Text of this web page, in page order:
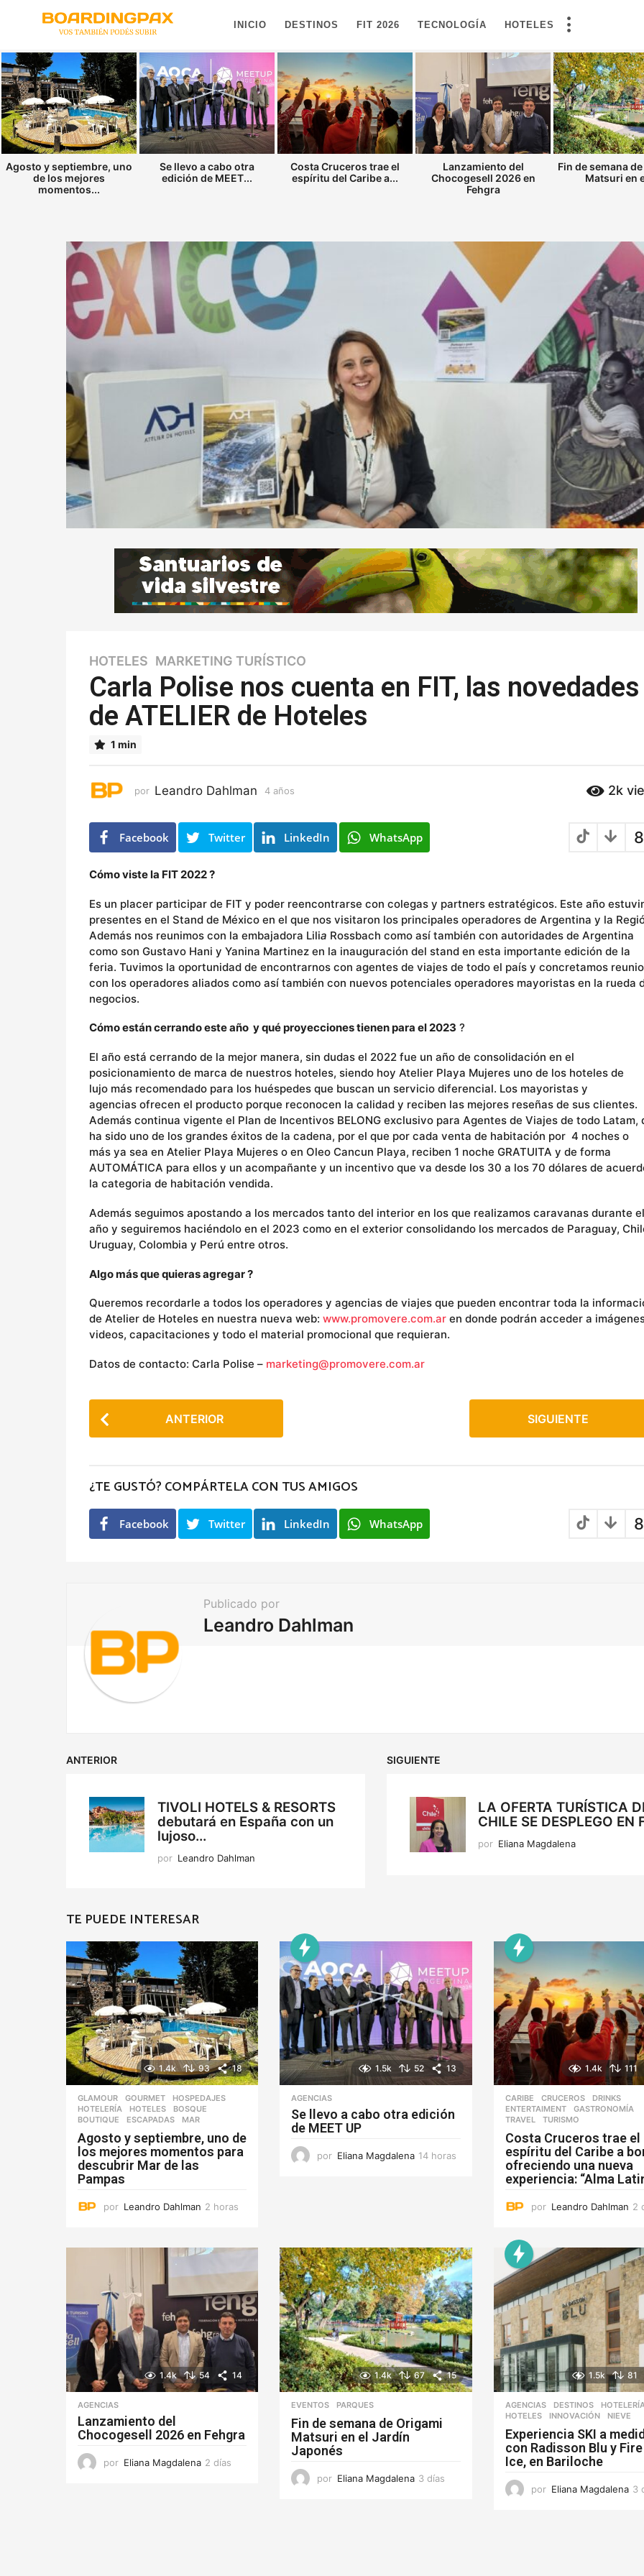
INICIO DESTINOS FIT 2026 TECNOLOGÍA HOTELES
Agosto y septiembre, uno
de los mejores
momentos...
Se llevo a cabo otra
edición de MEET...
Costa Cruceros trae el
espíritu del Caribe a...
Lanzamiento del
Chocogesell 2026 en
Fehgra
Fin de semana
Matsuri en
4
a
ñ
o
s
4
o
HOTELES ,MARKETING TURÍSTICO
Carla Polise nos cuenta en FIT, las novedades
de ATELIER de Hoteles
1 min
por Leandro Dahlman 4 años
s
2k
Facebook Twitter LinkedIn WhatsApp
Cómo viste la FIT 2022 ?
Es un placer participar de FIT y poder reencontrarse con colegas y partners estratégicos. Este año
presentes en el Stand de México en el que nos visitaron los principales operadores de Argentina y la
Además nos reunimos con la embajadora Lilia Rossbach como así también con autoridades de Argentina
como son Gustavo Hani y Yanina Martinez en la inauguración del stand en esta importante edición de la
feria. Tuvimos la oportunidad de encontrarnos con agentes de viajes de todo el país y concretamos
con los operadores aliados como así también con nuevos potenciales operadores mayoristas en la rueda
negocios.
Cómo están cerrando este año y qué proyecciones tienen para el 2023 ?
El año está cerrando de la mejor manera, sin dudas el 2022 fue un año de consolidación en el
posicionamiento de marca de nuestros hoteles, siendo hoy Atelier Playa Mujeres uno de los hoteles de
lujo más recomendado para los huéspedes que buscan un servicio diferencial. Los mayoristas y
agencias ofrecen el producto porque reconocen la calidad y reciben las mejores reseñas de sus clientes.
Además continua vigente el Plan de Incentivos BELONG exclusivo para Agentes de Viajes de todo Latam,
ha sido uno de los grandes éxitos de la cadena, por el que por cada venta de habitación por 4 noches o
más ya sea en Atelier Playa Mujeres o en Oleo Cancun Playa, reciben 1 noche GRATUITA y de forma
AUTOMÁTICA para ellos y un acompañante y un incentivo que va desde los 30 a los 70 dólares de
la categoria de habitación vendida.
Además seguimos apostando a los mercados tanto del interior en los que realizamos caravanas durante el
año y seguiremos haciéndolo en el 2023 como en el exterior consolidando los mercados de Paraguay,
Uruguay, Colombia y Perú entre otros.
Algo más que quieras agregar ?
Queremos recordarle a todos los operadores y agencias de viajes que pueden encontrar toda la
de Atelier de Hoteles en nuestra nueva web: www.promovere.com.ar en donde podrán acceder a
videos, capacitaciones y todo el material promocional que requieran.
Datos de contacto: Carla Polise – marketing@promovere.com.ar
P
o
P
a
g
t
o
n
ANTERIOR SIGUIENTE
¿TE GUSTÓ? COMPÁRTELA CON TUS AMIGOS
Facebook Twitter LinkedIn WhatsApp
Publicado por
Leandro Dahlman
ANTERIOR
TIVOLI HOTELS & RESORTS
debutará en España con un
lujoso...
por Leandro Dahlman
SIGUIENTE
LA OFERTA TURÍSTICA
CHILE SE DESPLEGO EN
por Eliana Magdalena
TE PUEDE INTERESAR
1.4k 93 18
GLAMOUR ,GOURMET ,HOSPEDAJES
HOTELERÍA
,HOTELES BOSQUE
BOUTIQUE
,ESCAPADAS ,MAR
Agosto y septiembre, uno de
los mejores momentos para
descubrir Mar de las
Pampas
por Leandro Dahlman 2 horas
r
s
1.5k 52 13
AGENCIAS
Se llevo a cabo otra edición
de MEET UP
por Eliana Magdalena 14 horas
1.4k 111
CARIBE ,CRUCEROS ,DRINKS
ENTERTAIMENT
,GASTRONOMÍA
TRAVEL
,TURISMO
Costa Cruceros trae el
espíritu del Caribe a
ofreciendo una nueva
experiencia: “Alma
por Leandro Dahlman 2
1.4k 54 14
AGENCIAS
Lanzamiento del
Chocogesell 2026 en Fehgra
por Eliana Magdalena 2 días
1.4k 67 15
EVENTOS ,PARQUES
Fin de semana de Origami
Matsuri en el Jardín
Japonés
por Eliana Magdalena 3 días
1.5k 81
AGENCIAS ,DESTINOS ,
HOTELES
,INNOVACIÓN ,NIEVE
Experiencia SKI a
con Radisson Blu y
Ice, en Bariloche
por Eliana Magdalena 3